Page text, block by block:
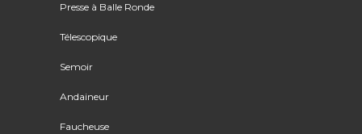
Presse à Balle Ronde
Télescopique
Semoir
Andaineur
Faucheuse